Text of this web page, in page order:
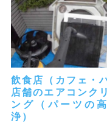
飲食店（カフェ・
店舗のエアコンク
ング（パーツの
浄）